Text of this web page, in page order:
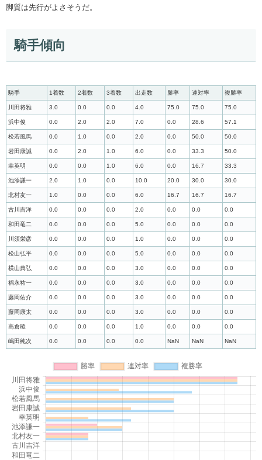
脚質は先行がよさそうだ。
騎手傾向
騎手 1着数 2着数 3着数 出走数 勝率 連対率 複勝率
川田将雅 3.0 0.0 0.0 4.0 75.0 75.0 75.0
浜中俊 0.0 2.0 2.0 7.0 0.0 28.6 57.1
松若風馬 0.0 1.0 0.0 2.0 0.0 50.0 50.0
岩田康誠 0.0 2.0 1.0 6.0 0.0 33.3 50.0
幸英明 0.0 0.0 1.0 6.0 0.0 16.7 33.3
池添謙一 2.0 1.0 0.0 10.0 20.0 30.0 30.0
北村友一 1.0 0.0 0.0 6.0 16.7 16.7 16.7
古川吉洋 0.0 0.0 0.0 2.0 0.0 0.0 0.0
和田竜二 0.0 0.0 0.0 5.0 0.0 0.0 0.0
川須栄彦 0.0 0.0 0.0 1.0 0.0 0.0 0.0
松山弘平 0.0 0.0 0.0 5.0 0.0 0.0 0.0
横山典弘 0.0 0.0 0.0 3.0 0.0 0.0 0.0
福永祐一 0.0 0.0 0.0 3.0 0.0 0.0 0.0
藤岡佑介 0.0 0.0 0.0 3.0 0.0 0.0 0.0
藤岡康太 0.0 0.0 0.0 3.0 0.0 0.0 0.0
高倉稜 0.0 0.0 0.0 1.0 0.0 0.0 0.0
嶋田純次 0.0 0.0 0.0 0.0 NaN NaN NaN